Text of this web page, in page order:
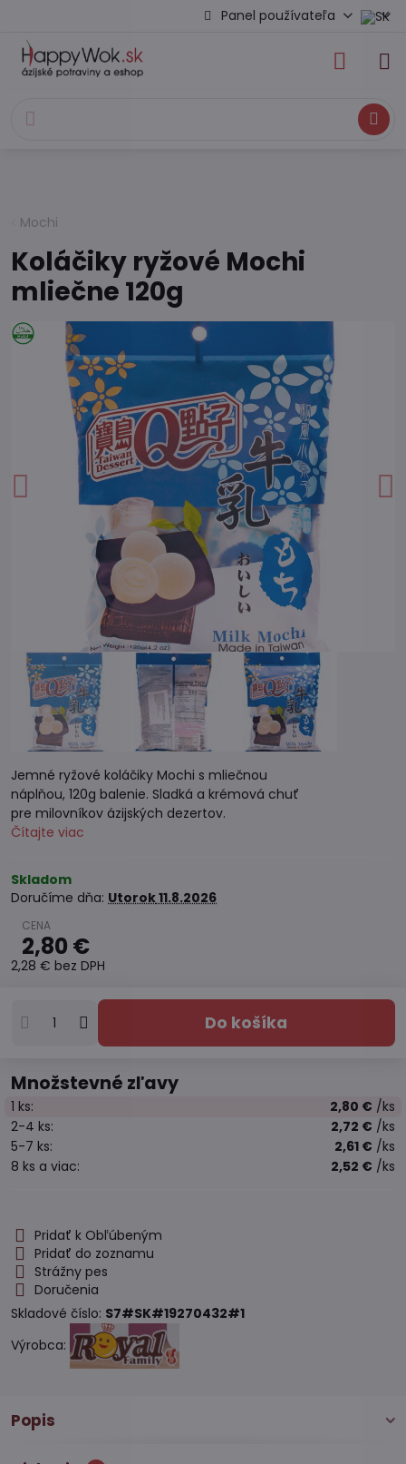
Panel používateľa
Hľadať
Mochi
Koláčiky ryžové Mochi
mliečne 120g
Jemné ryžové koláčiky Mochi s mliečnou
náplňou, 120g balenie. Sladká a krémová chuť
pre milovníkov ázijských dezertov.
Čítajte viac
Skladom
Doručíme dňa: Utorok11.8.2026
2,80 €
2,28 € bez DPH
Do košíka
Množstevné zľavy
1 ks: 2,80 € /ks
2-4 ks: 2,72 € /ks
5-7 ks: 2,61 € /ks
8 ks a viac: 2,52 € /ks
Pridať k Obľúbeným
Pridať do zoznamu
Strážny pes
Doručenia
Skladové číslo: S7#SK#19270432#1
Výrobca:
Popis